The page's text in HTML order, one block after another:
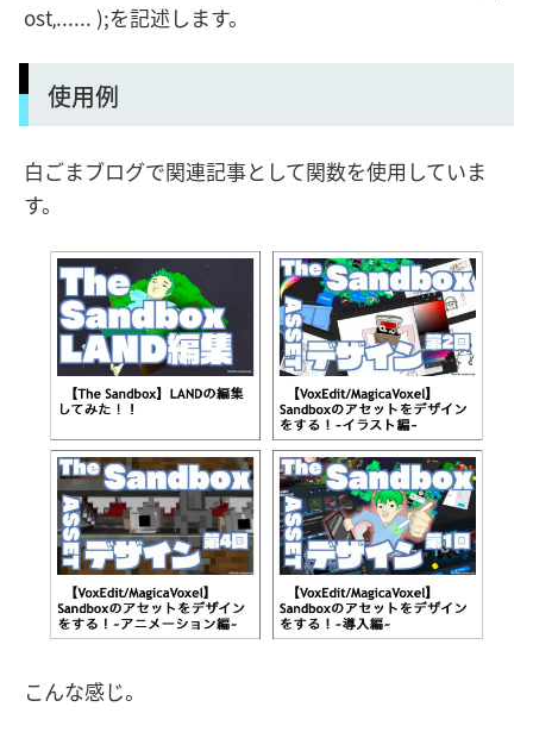
ost,...... );を記述します。
使用例
白ごまブログで関連記事として関数を使用していま
す。
こんな感じ。